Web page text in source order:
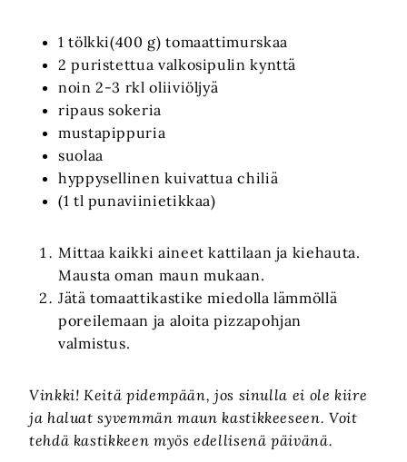
1 tölkki(400 g) tomaattimurskaa
2 puristettua valkosipulin kynttä
noin 2-3 rkl oliiviöljyä
ripaus sokeria
mustapippuria
suolaa
hyppysellinen kuivattua chiliä
(1 tl punaviinietikkaa)
Mittaa kaikki aineet kattilaan ja kiehauta.
Mausta oman maun mukaan.
Jätä tomaattikastike miedolla lämmöllä
poreilemaan ja aloita pizzapohjan
valmistus.
Vinkki! Keitä pidempään, jos sinulla ei ole kiire
ja haluat syvemmän maun kastikkeeseen. Voit
tehdä kastikkeen myös edellisenä päivänä.